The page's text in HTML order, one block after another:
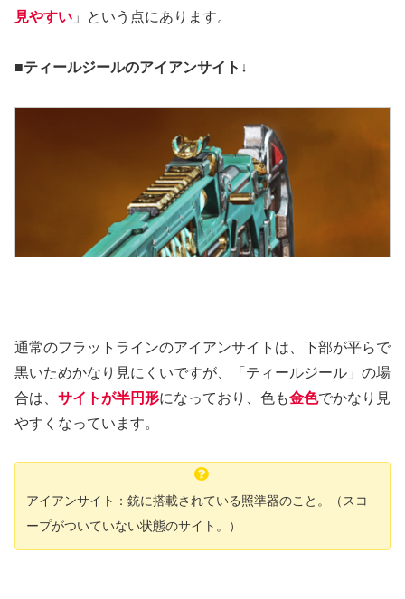
見やすい 」という点にあります。
■ティールジールのアイアンサイト↓
通常のフラットラインのアイアンサイトは、下部が平らで
黒いためかなり見にくいですが、「ティールジール」の場
合は、 サイトが半円形になっており、色も金色でかなり見
やすくなっています。
アイアンサイト：銃に搭載されている照準器のこと。（スコ
ープがついていない状態のサイト。）